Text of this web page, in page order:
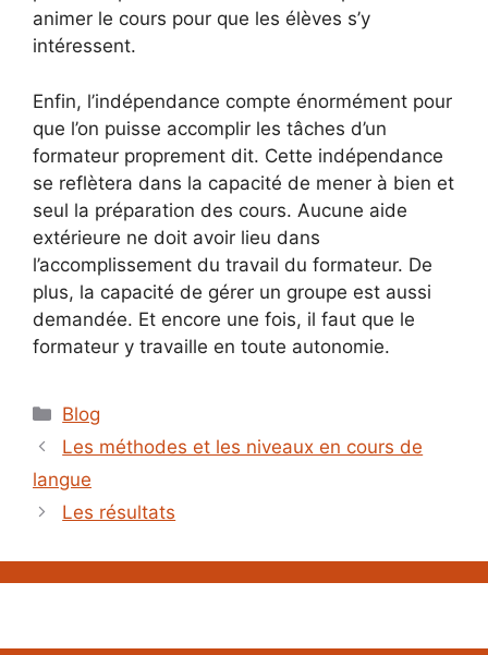
animer le cours pour que les élèves s’y
intéressent.
Enfin, l’indépendance compte énormément pour
que l’on puisse accomplir les tâches d’un
formateur proprement dit. Cette indépendance
se reflètera dans la capacité de mener à bien et
seul la préparation des cours. Aucune aide
extérieure ne doit avoir lieu dans
l’accomplissement du travail du formateur. De
plus, la capacité de gérer un groupe est aussi
demandée. Et encore une fois, il faut que le
formateur y travaille en toute autonomie.
Catégories
Blog
Les méthodes et les niveaux en cours de
langue
Les résultats